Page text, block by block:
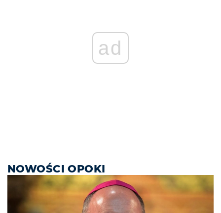
ad
NOWOŚCI OPOKI